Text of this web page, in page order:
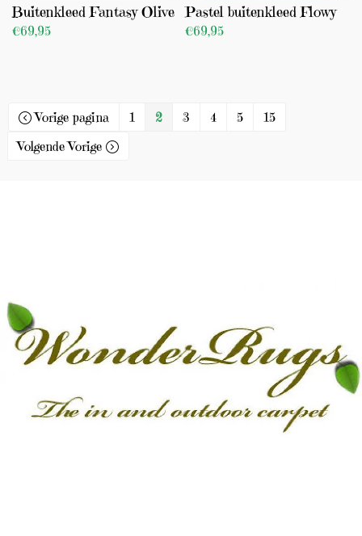
Buitenkleed Fantasy Olive
€69,95
Pastel buitenkleed Flowy
€69,95
Vorige pagina 1 2 3 4 5
15
Volgende Vorige